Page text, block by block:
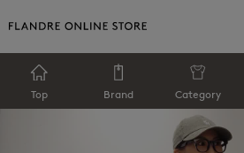
Top Brand Category